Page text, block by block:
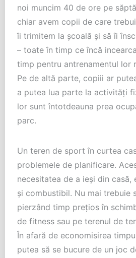
noi muncim 40 de ore pe
chiar avem copii de care
îi trimitem la şcoală şi să îi
– toate în timp ce încă
timp pentru antrenamentul lor
Pe de altă parte, copiii ar
a putea lua parte la activităţi
lor sunt întotdeauna prea
parc.
Un teren de sport în curtea
problemele de planificare.
necesitatea de a ieşi din casă,
şi combustibil. Nu mai trebuie
pierzând timp preţios în
de fitness sau pe terenul de
În afară de economisirea
putea să se bucure de un joc